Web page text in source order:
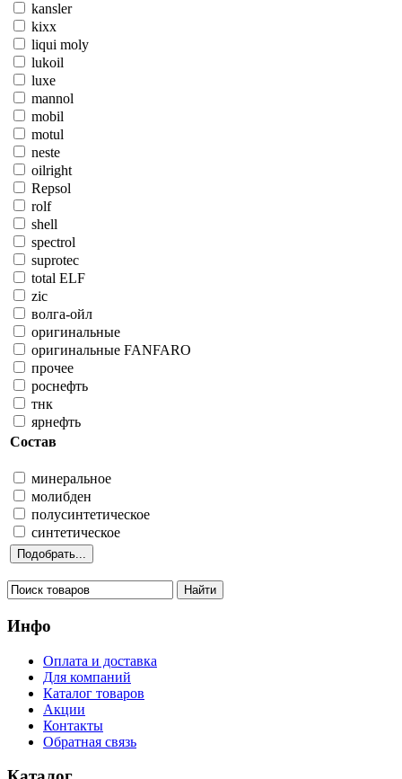
kansler
kixx
liqui moly
lukoil
luxe
mannol
mobil
motul
neste
oilright
Repsol
rolf
shell
spectrol
suprotec
total ELF
zic
волга-ойл
оригинальные
оригинальные FANFARO
прочее
роснефть
тнк
ярнефть
Состав
минеральное
молибден
полусинтетическое
синтетическое
Инфо
Оплата и доставка
Для компаний
Каталог товаров
Акции
Контакты
Обратная связь